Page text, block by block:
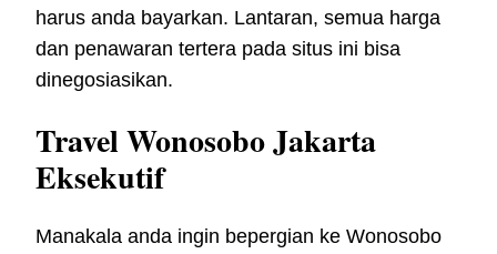
harus anda bayarkan. Lantaran, semua harga
dan penawaran tertera pada situs ini bisa
dinegosiasikan.
Travel Wonosobo Jakarta
Eksekutif
Manakala anda ingin bepergian ke Wonosobo